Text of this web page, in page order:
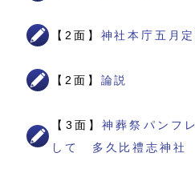
【2面】 神社本庁五月
【2面】 論説
【3面】神葬祭パンフ
して 多久比禮志神社